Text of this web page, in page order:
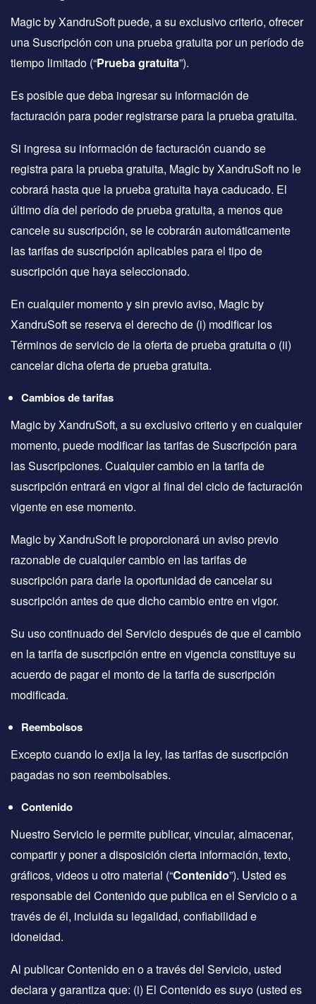
Magic by XandruSoft puede, a su exclusivo criterio, ofrecer
una Suscripción con una prueba gratuita por un período de
tiempo limitado (“Prueba gratuita”).
Es posible que deba ingresar su información de
facturación para poder registrarse para la prueba gratuita.
Si ingresa su información de facturación cuando se
registra para la prueba gratuita, Magic by XandruSoft no le
cobrará hasta que la prueba gratuita haya caducado. El
último día del período de prueba gratuita, a menos que
cancele su suscripción, se le cobrarán automáticamente
las tarifas de suscripción aplicables para el tipo de
suscripción que haya seleccionado.
En cualquier momento y sin previo aviso, Magic by
XandruSoft se reserva el derecho de (i) modificar los
Términos de servicio de la oferta de prueba gratuita o (ii)
cancelar dicha oferta de prueba gratuita.
Cambios de tarifas
Magic by XandruSoft, a su exclusivo criterio y en cualquier
momento, puede modificar las tarifas de Suscripción para
las Suscripciones. Cualquier cambio en la tarifa de
suscripción entrará en vigor al final del ciclo de facturación
vigente en ese momento.
Magic by XandruSoft le proporcionará un aviso previo
razonable de cualquier cambio en las tarifas de
suscripción para darle la oportunidad de cancelar su
suscripción antes de que dicho cambio entre en vigor.
Su uso continuado del Servicio después de que el cambio
en la tarifa de suscripción entre en vigencia constituye su
acuerdo de pagar el monto de la tarifa de suscripción
modificada.
Reembolsos
Excepto cuando lo exija la ley, las tarifas de suscripción
pagadas no son reembolsables.
Contenido
Nuestro Servicio le permite publicar, vincular, almacenar,
compartir y poner a disposición cierta información, texto,
gráficos, videos u otro material (“Contenido”). Usted es
responsable del Contenido que publica en el Servicio o a
través de él, incluida su legalidad, confiabilidad e
idoneidad.
Al publicar Contenido en o a través del Servicio, usted
declara y garantiza que: (i) El Contenido es suyo (usted es